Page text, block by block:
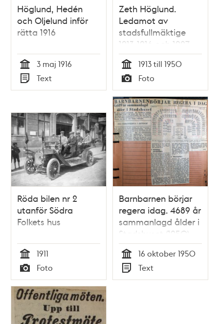
Höglund, Hedén
och Oljelund inför
rätta 1916
Tid
3 maj 1916
Typ
Text
Zeth Höglund.
Ledamot av
stadsfullmäktige
1913-1916 och 1927-
1950.
Finansborgarråd
1940-1950
Tid
1913 till 1950
Typ
Foto
Röda bilen nr 2
utanför Södra
Folkets hus
Tid
1911
Typ
Foto
Barnbarnen börjar
regera idag. 4689 år
sammanlagd ålder i
Stadshuset (1950).
Tid
16 oktober 1950
Typ
Text